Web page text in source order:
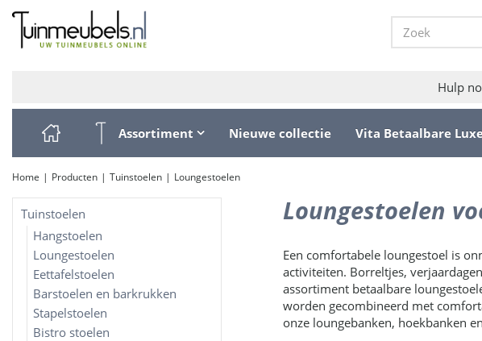
Ga
naar
content
Home Producten Tuinstoelen Loungestoelen
Hulp
Assortiment Nieuwe collectie Vita Betaalbare
Loungestoelen
Een comfortabele loungestoel is
activiteiten. Borreltjes,
assortiment betaalbare
worden gecombineerd met
onze loungebanken, hoekbanken
Tuinstoelen
Hangstoelen
Loungestoelen
Eettafelstoelen
Barstoelen en barkrukken
Stapelstoelen
Bistro stoelen